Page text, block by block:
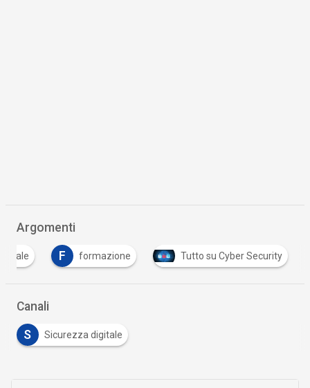
Argomenti
F formazione Tutto su Cyber Security
Canali
S Sicurezza digitale